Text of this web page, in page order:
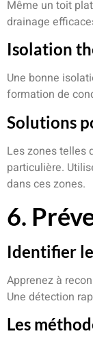
Même un toit
drainage
Isolation
Une bonne
formation de
Solutions
Les zones telles
particulière.
dans ces zones.
6.
Identifier
Apprenez à
Une détection
Les